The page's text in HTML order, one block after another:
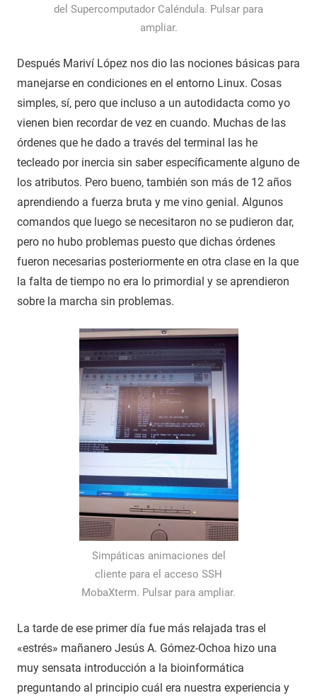
del Supercomputador Caléndula. Pulsar para
ampliar.
Después Mariví López nos dio las nociones básicas para
manejarse en condiciones en el entorno Linux. Cosas
simples, sí, pero que incluso a un autodidacta como yo
vienen bien recordar de vez en cuando. Muchas de las
órdenes que he dado a través del terminal las he
tecleado por inercia sin saber específicamente alguno de
los atributos. Pero bueno, también son más de 12 años
aprendiendo a fuerza bruta y me vino genial. Algunos
comandos que luego se necesitaron no se pudieron dar,
pero no hubo problemas puesto que dichas órdenes
fueron necesarias posteriormente en otra clase en la que
la falta de tiempo no era lo primordial y se aprendieron
sobre la marcha sin problemas.
Simpáticas animaciones del
cliente para el acceso SSH
MobaXterm. Pulsar para ampliar.
La tarde de ese primer día fue más relajada tras el
«estrés» mañanero Jesús A. Gómez-Ochoa hizo una
muy sensata introducción a la bioinformática
preguntando al principio cuál era nuestra experiencia y